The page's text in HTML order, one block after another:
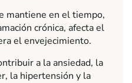
mantiene en el tiempo,
crónica, afecta el
el envejecimiento.
a la ansiedad, la
la hipertensión y la